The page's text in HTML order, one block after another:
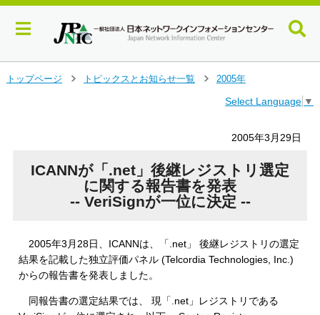
トップページ
トピックスとお知らせ一覧
2005年
Select Language ▼
2005年3月29日
ICANNが「.net」後継レジストリ選定
に関する報告書を発表
-- VeriSignが一位に決定 --
2005年3月28日、ICANNは、「.net」 後継レジストリの選定
結果を記載した独立評価パネル (Telcordia Technologies, Inc.)
からの報告書を発表しました。
同報告書の選定結果では、 現「.net」レジストリである